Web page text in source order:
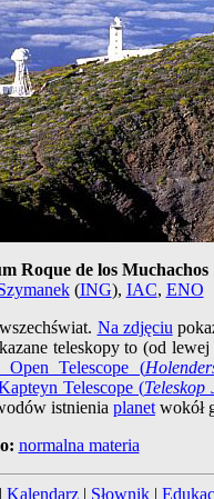
Roque de los Muchachos
(ING), IAC, ENO
Na zdjęciu
teleskopy to (od
Open Telescope (
Telescope (Teleskop
istnienia planetwokół
normalna materia
| Kalendarz| Słownik|